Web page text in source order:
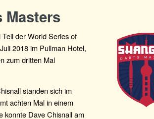
Masters
der World Series of
2018 im Pullman Hotel,
zum dritten Mal
standen sich im
achten Mal in einem
konnte Dave Chisnall am